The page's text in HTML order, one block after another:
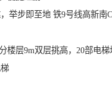
举步即至地 铁9号线高新南
楼层9m双层挑高，20部电梯